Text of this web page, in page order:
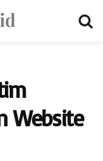
Website